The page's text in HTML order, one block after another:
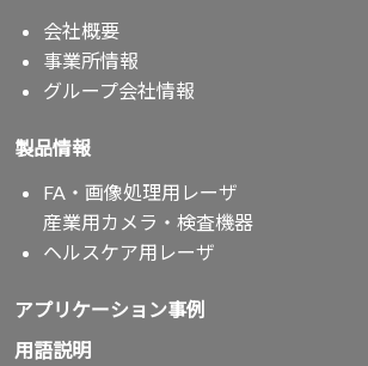
会社概要
事業所情報
グループ会社情報
製品情報
FA・画像処理用レーザ
産業用カメラ・検査機器
ヘルスケア用レーザ
アプリケーション事例
用語説明